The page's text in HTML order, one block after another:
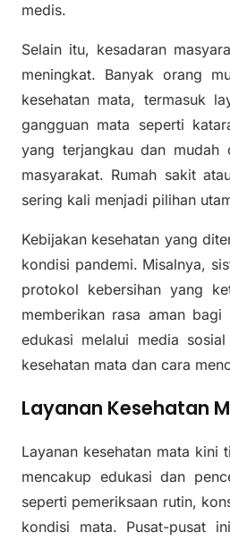
medis.
Selain itu, kesadaran
meningkat. Banyak orang
kesehatan mata, termasuk
gangguan mata seperti
yang terjangkau dan mudah
masyarakat. Rumah sakit
sering kali menjadi pilihan
Kebijakan kesehatan yang
kondisi pandemi. Misalnya,
protokol kebersihan yang
memberikan rasa aman
edukasi melalui media
kesehatan mata dan cara
Layanan Kesehatan
Layanan kesehatan mata
mencakup edukasi dan
seperti pemeriksaan rutin,
kondisi mata. Pusat-pusat